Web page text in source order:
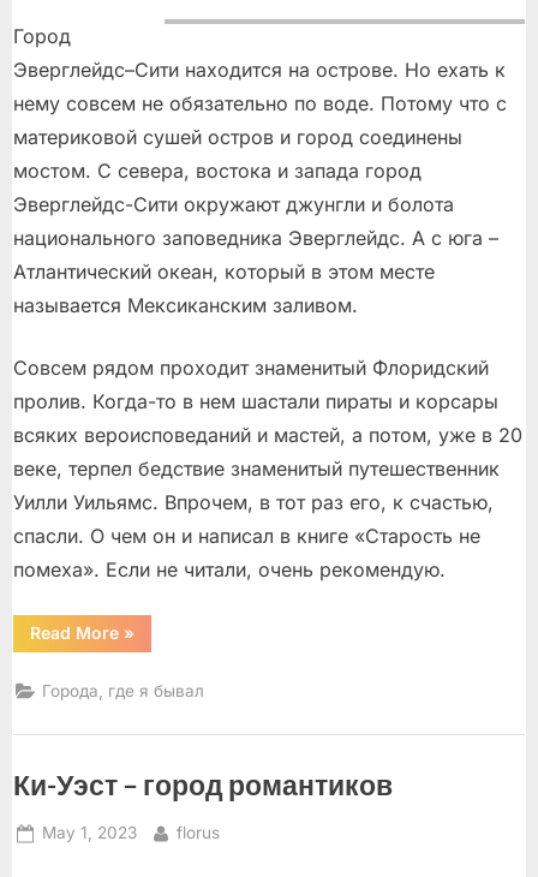
Город
Эверглейдс–Сити находится на острове. Но ехать к
нему совсем не обязательно по воде. Потому что с
материковой сушей остров и город соединены
мостом. С севера, востока и запада город
Эверглейдс-Сити окружают джунгли и болота
национального заповедника Эверглейдс. А с юга –
Атлантический океан, который в этом месте
называется Мексиканским заливом.
Совсем рядом проходит знаменитый Флоридский
пролив. Когда-то в нем шастали пираты и корсары
всяких вероисповеданий и мастей, а потом, уже в 20
веке, терпел бедствие знаменитый путешественник
Уилли Уильямс. Впрочем, в тот раз его, к счастью,
спасли. О чем он и написал в книге «Старость не
помеха». Если не читали, очень рекомендую.
Read More“Эверглейдс-
Сити.
город
на
острове”
»
Города, где я бывал
Ки-Уэст – город романтиков
Posted
May 1, 2023 By
florus